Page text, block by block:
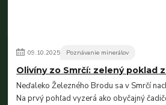
09.10.2025 Poznávanie minerálov
Olivíny zo Smrčí: zelený poklad
Neďaleko Železného Brodu sa v Smrčí
Na prvý pohľad vyzerá ako obyčajný